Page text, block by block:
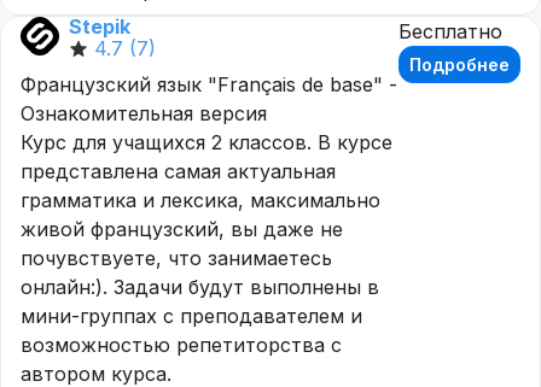
Stepik
4.7 (7)
Французский язык "Français de base" -
Ознакомительная версия
Курс для учащихся 2 классов. В курсе
представлена самая актуальная
грамматика и лексика, максимально
живой французский, вы даже не
почувствуете, что занимаетесь
онлайн:). Задачи будут выполнены в
мини-группах с преподавателем и
возможностью репетиторства с
автором курса.
Бесплатно
Подробнее